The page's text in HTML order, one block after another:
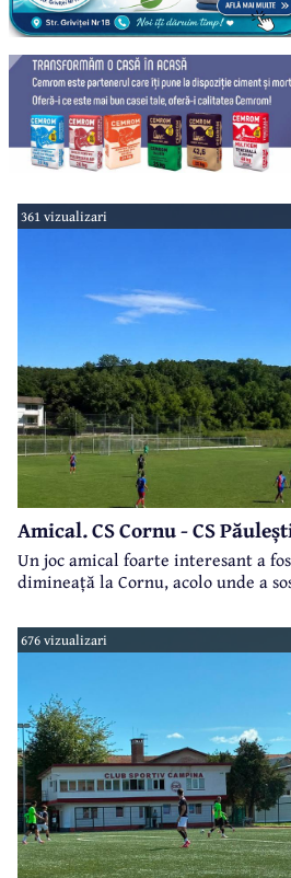
361 vizualizari
Amical. CS Cornu - CS
Un joc amical foarte interesant a
dimineață la Cornu, acolo unde a
676 vizualizari